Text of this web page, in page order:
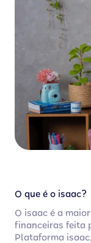
O que é o isaac?
O isaac é a
financeiras feita
Plataforma